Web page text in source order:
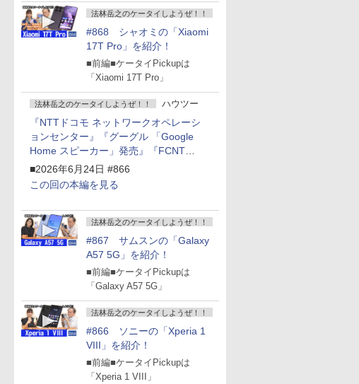
法林岳之のケータイしようぜ！！
#868 シャオミの「Xiaomi
17T Pro」を紹介！
■前編■ケータイPickupは
「Xiaomi 17T Pro」
法林岳之のケータイしようぜ！！ ハウツー
『NTTドコモ ネットワークオペレーシ
ョンセンター』『グーグル 「Google
Home スピーカー」発売』『FCNT
「arrows Alpha2」発表』『KDDI
「povo2.0」サービス説明会』
■2026年6月24日 #866
この回の本編を見る
法林岳之のケータイしようぜ！！
#867 サムスンの「Galaxy
A57 5G」を紹介！
■前編■ケータイPickupは
「Galaxy A57 5G」
法林岳之のケータイしようぜ！！
#866 ソニーの「Xperia 1
VIII」を紹介！
■前編■ケータイPickupは
「Xperia 1 VIII」